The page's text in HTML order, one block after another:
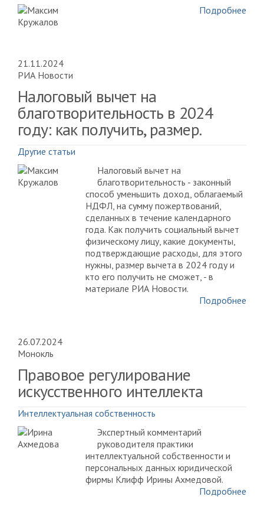
Подробнее
21.11.2024
РИА Новости
Налоговый вычет на
благотворительность в 2024
году: как получить, размер.
Другие статьи
Налоговый вычет на
благотворительность - законный
способ уменьшить доход, облагаемый
НДФЛ, на сумму пожертвований,
сделанных в течение календарного
года. Как получить социальный вычет
физическому лицу, какие документы,
подтверждающие расходы, для этого
нужны, размер вычета в 2024 году и
кто его получить не сможет, - в
материале РИА Новости.
Подробнее
26.07.2024
Монокль
Правовое регулирование
искусственного интеллекта
Интеллектуальная собственность
Экспертный комментарий
руководителя практики
интеллектуальной собственности и
персональных данных юридической
фирмы Клифф Ирины Ахмедовой.
Подробнее